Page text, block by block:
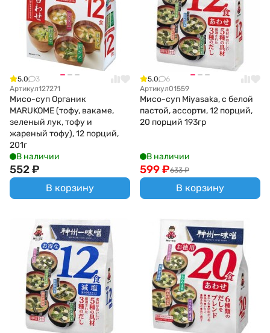
5.0
3
Артикул127271
Мисо-суп Органик
MARUKOME (тофу, вакаме,
зеленый лук, тофу и
жареный тофу), 12 порций,
201г
В наличии
552₽
В корзину
5.0
6
Артикул01559
Мисо-суп Miyasaka, с белой
пастой, ассорти, 12 порций,
20 порций 193гр
В наличии
633 ₽
599₽
В корзину